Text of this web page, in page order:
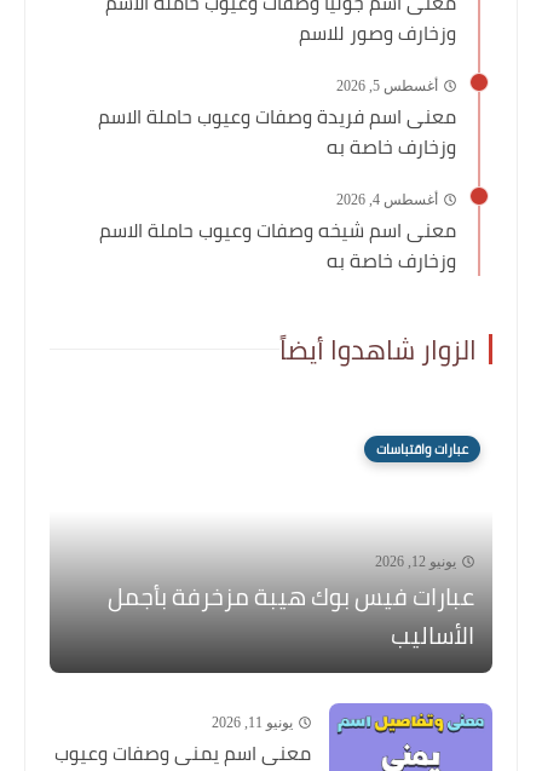
وزخارف وصور للاسم
أغسطس 5, 2026
معنى اسم فريدة وصفات وعيوب حاملة الاسم
وزخارف خاصة به
أغسطس 4, 2026
معنى اسم شيخه وصفات وعيوب حاملة الاسم
وزخارف خاصة به
الزوار شاهدوا أيضاً
عبارات واقتباسات
يونيو 12, 2026
عبارات فيس بوك هيبة مزخرفة بأجمل
الأساليب
يونيو 11, 2026
معنى اسم يمنى وصفات وعيوب